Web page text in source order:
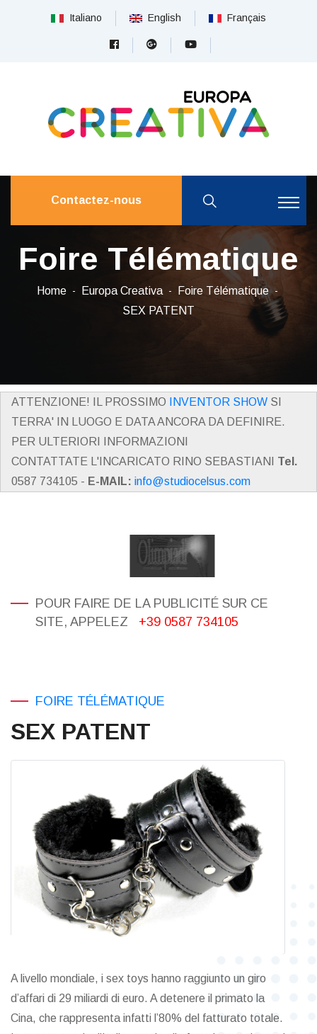
Italiano English Français
Contactez-nous
Foire Télématique
Home Europa Creativa
Foire Télématique
SEX PATENT
ATTENZIONE! IL PROSSIMO INVENTOR SHOW SI
TERRA' IN LUOGO E DATA ANCORA DA DEFINIRE.
PER ULTERIORI INFORMAZIONI
CONTATTATE L'INCARICATO RINO SEBASTIANI Tel.
0587 734105 - E-MAIL: info@studiocelsus.com
POUR FAIRE DE LA PUBLICITÉ SUR CE
SITE, APPELEZ
+39 0587 734105
FOIRE TÉLÉMATIQUE
SEX PATENT
A livello mondiale, i sex toys hanno raggiunto un giro
d’affari di 29 miliardi di euro. A detenere il primato la
Cina, che rappresenta infatti l’80% del fatturato totale.